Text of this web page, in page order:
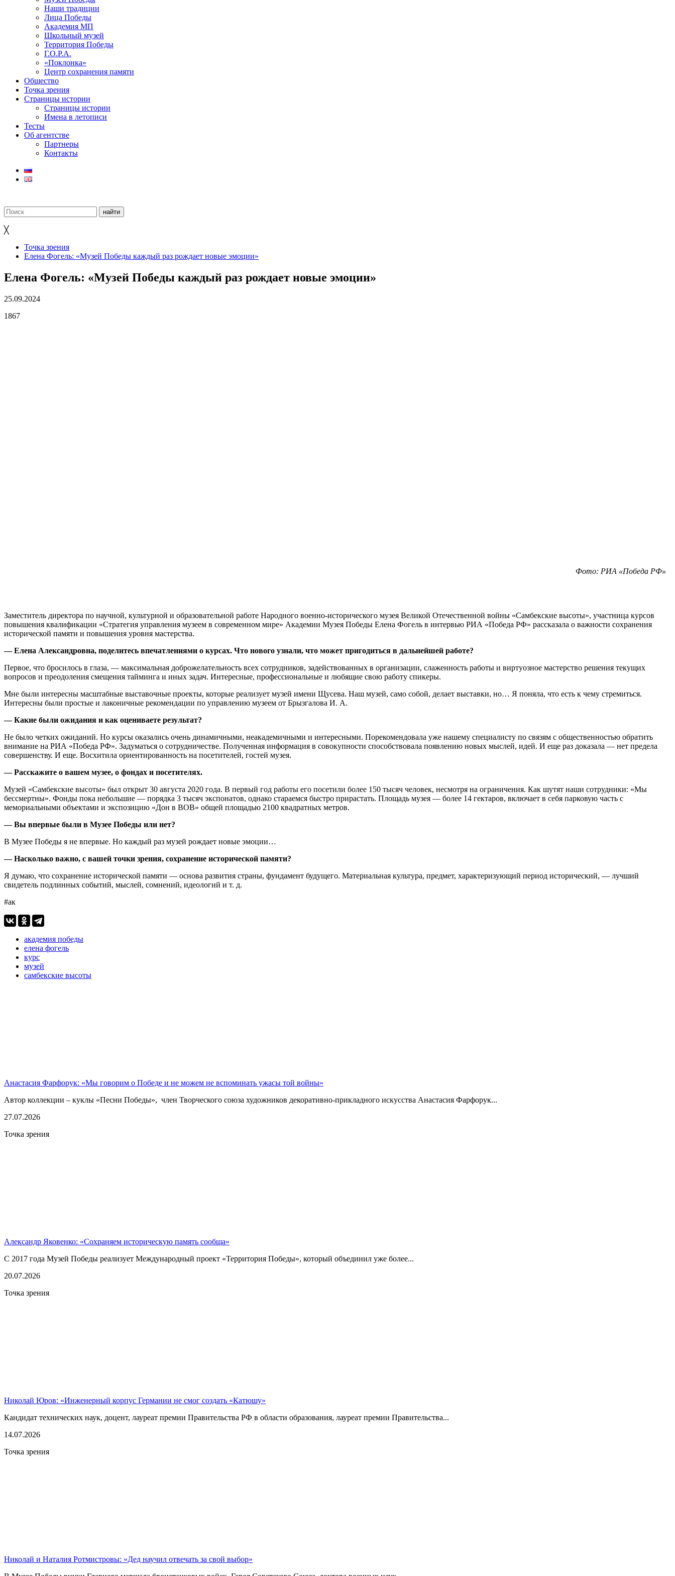
Наши традиции
Лица Победы
Академия МП
Школьный музей
Территория Победы
Г.О.Р.А.
«Поклонка»
Центр сохранения памяти
Общество
Точка зрения
Страницы истории
Страницы истории
Имена в летописи
Тесты
Об агентстве
Партнеры
Контакты
╳
Точка зрения
Елена Фогель: «Музей Победы каждый раз рождает новые эмоции»
Елена Фогель: «Музей Победы каждый раз рождает новые эмоции»
25.09.2024
1867
Фото: РИА «Победа РФ»
Заместитель директора по научной, культурной и образовательной работе Народного военно-исторического музея Великой Отечественной войны «Самбекские высоты», участница курсов
повышения квалификации «Стратегия управления музеем в современном мире» Академии Музея Победы Елена Фогель в интервью РИА «Победа РФ» рассказала о важности сохранения
исторической памяти и повышения уровня мастерства.
— Елена Александровна, поделитесь впечатлениями о курсах. Что нового узнали, что может пригодиться в дальнейшей работе?
Первое, что бросилось в глаза, — максимальная доброжелательность всех сотрудников, задействованных в организации, слаженность работы и виртуозное мастерство решения текущих
вопросов и преодоления смещения тайминга и иных задач. Интересные, профессиональные и любящие свою работу спикеры.
Мне были интересны масштабные выставочные проекты, которые реализует музей имени Щусева. Наш музей, само собой, делает выставки, но… Я поняла, что есть к чему стремиться.
Интересны были простые и лаконичные рекомендации по управлению музеем от Брызгалова И. А.
— Какие были ожидания и как оцениваете результат?
Не было четких ожиданий. Но курсы оказались очень динамичными, неакадемичными и интересными. Порекомендовала уже нашему специалисту по связям с общественностью обратить
внимание на РИА «Победа РФ». Задуматься о сотрудничестве. Полученная информация в совокупности способствовала появлению новых мыслей, идей. И еще раз доказала — нет предела
совершенству. И еще. Восхитила ориентированность на посетителей, гостей музея.
— Расскажите о вашем музее, о фондах и посетителях.
Музей «Самбекские высоты» был открыт 30 августа 2020 года. В первый год работы его посетили более 150 тысяч человек, несмотря на ограничения. Как шутят наши сотрудники: «Мы
бессмертны». Фонды пока небольшие — порядка 3 тысяч экспонатов, однако стараемся быстро прирастать. Площадь музея — более 14 гектаров, включает в себя парковую часть с
мемориальными объектами и экспозицию «Дон в ВОВ» общей площадью 2100 квадратных метров.
— Вы впервые были в Музее Победы или нет?
В Музее Победы я не впервые. Но каждый раз музей рождает новые эмоции…
— Насколько важно, с вашей точки зрения, сохранение исторической памяти?
Я думаю, что сохранение исторической памяти — основа развития страны, фундамент будущего. Материальная культура, предмет, характеризующий период исторический, — лучший
свидетель подлинных событий, мыслей, сомнений, идеологий и т. д.
#ак
академия победы
елена фогель
курс
музей
самбекские высоты
Анастасия Фарфорук: «Мы говорим о Победе и не можем не вспоминать ужасы той войны»
Автор коллекции – куклы «Песни Победы», член Творческого союза художников декоративно-прикладного искусства Анастасия Фарфорук...
27.07.2026
Точка зрения
Александр Яковенко: «Сохраняем историческую память сообща»
С 2017 года Музей Победы реализует Международный проект «Территория Победы», который объединил уже более...
20.07.2026
Точка зрения
Николай Юров: «Инженерный корпус Германии не смог создать «Катюшу»
Кандидат технических наук, доцент, лауреат премии Правительства РФ в области образования, лауреат премии Правительства...
14.07.2026
Точка зрения
Николай и Наталия Ротмистровы: «Дед научил отвечать за свой выбор»